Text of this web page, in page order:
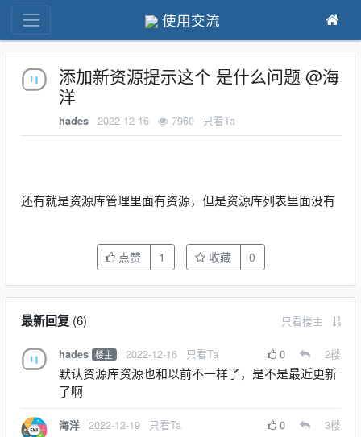
使用交流
添加新资源提示这个 是什么问题 @海
洋
hades 2022-12-16 7960 只看Ta
还有就是资源库管理里面有资源，但是资源库列表里面没有
点赞 1 收藏 0
最新回复(6) 只看楼主
hades 楼主 2022-12-16 只看Ta 0 2楼
默认资源库资源也和以前不一样了，是不是最近更新
了啊
海洋 2022-12-19 只看Ta 0 3楼